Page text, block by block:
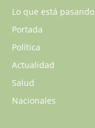
Lo que está pasando
Portada
Política
Actualidad
Salud
Nacionales